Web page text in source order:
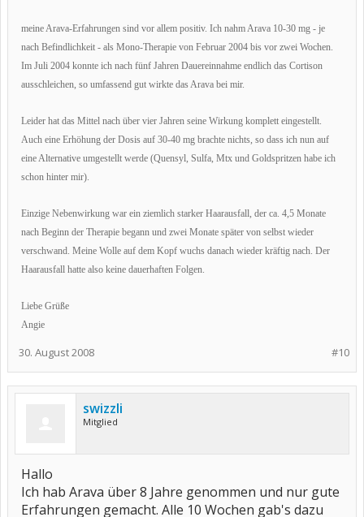
meine Arava-Erfahrungen sind vor allem positiv. Ich nahm Arava 10-30 mg - je
nach Befindlichkeit - als Mono-Therapie von Februar 2004 bis vor zwei Wochen.
Im Juli 2004 konnte ich nach fünf Jahren Dauereinnahme endlich das Cortison
ausschleichen, so umfassend gut wirkte das Arava bei mir.
Leider hat das Mittel nach über vier Jahren seine Wirkung komplett eingestellt.
Auch eine Erhöhung der Dosis auf 30-40 mg brachte nichts, so dass ich nun auf
eine Alternative umgestellt werde (Quensyl, Sulfa, Mtx und Goldspritzen habe ich
schon hinter mir).
Einzige Nebenwirkung war ein ziemlich starker Haarausfall, der ca. 4,5 Monate
nach Beginn der Therapie begann und zwei Monate später von selbst wieder
verschwand. Meine Wolle auf dem Kopf wuchs danach wieder kräftig nach. Der
Haarausfall hatte also keine dauerhaften Folgen.
Liebe Grüße
Angie
#10
30. August 2008
swizzli
Mitglied
Hallo
Ich hab Arava über 8 Jahre genommen und nur gute
Erfahrungen gemacht. Alle 10 Wochen gab's dazu